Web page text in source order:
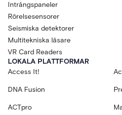
Intrångspaneler
Rörelsesensorer
Seismiska detektorer
Multitekniska läsare
VR Card Readers
LOKALA PLATTFORMAR
Access It!
DNA Fusion
ACTpro